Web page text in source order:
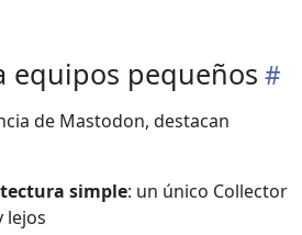
equipos pequeños
de Mastodon, destacan
simple: un único Collector
lejos